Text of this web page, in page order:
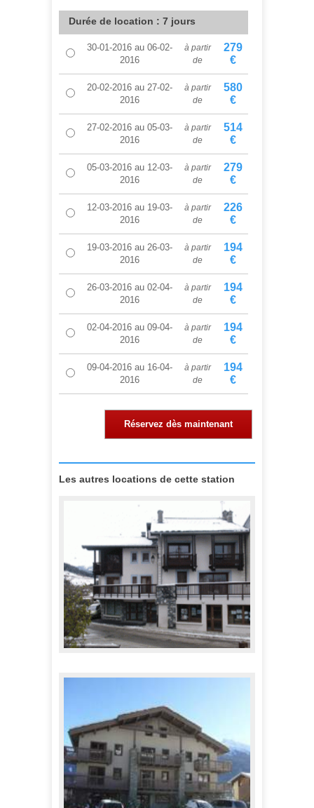
Durée de location : 7 jours
30-01-2016au 06-02-
2016
à partir
de
279
€
20-02-2016au 27-02-
2016
à partir
de
580
€
27-02-2016au 05-03-
2016
à partir
de
514
€
05-03-2016au 12-03-
2016
à partir
de
279
€
12-03-2016au 19-03-
2016
à partir
de
226
€
19-03-2016au 26-03-
2016
à partir
de
194
€
26-03-2016au 02-04-
2016
à partir
de
194
€
02-04-2016au 09-04-
2016
à partir
de
194
€
09-04-2016au 16-04-
2016
à partir
de
194
€
Réservez dès maintenant
Les autres locations de cette station